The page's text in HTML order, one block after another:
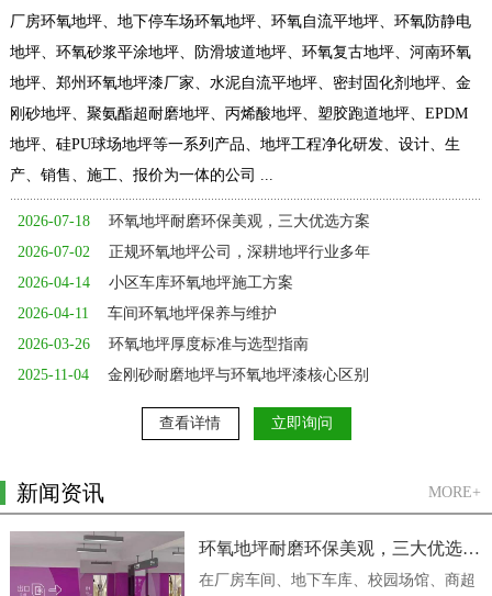
厂房环氧地坪、地下停车场环氧地坪、环氧自流平地坪、环氧防静电
地坪、环氧砂浆平涂地坪、防滑坡道地坪、环氧复古地坪、河南环氧
地坪、郑州环氧地坪漆厂家、水泥自流平地坪、密封固化剂地坪、金
刚砂地坪、聚氨酯超耐磨地坪、丙烯酸地坪、塑胶跑道地坪、EPDM
地坪、硅PU球场地坪等一系列产品、地坪工程净化研发、设计、生
产、销售、施工、报价为一体的公司 ...
2026-07-18
环氧地坪耐磨环保美观，三大优选方案
2026-07-02
正规环氧地坪公司，深耕地坪行业多年
2026-04-14
小区车库环氧地坪施工方案
2026-04-11
车间环氧地坪保养与维护
2026-03-26
环氧地坪厚度标准与选型指南
2025-11-04
金刚砂耐磨地坪与环氧地坪漆核心区别
查看详情 立即询问
新闻资讯 MORE+
环氧地坪耐磨环保美观，三大优选方案
在厂房车间、地下车库、校园场馆、商超